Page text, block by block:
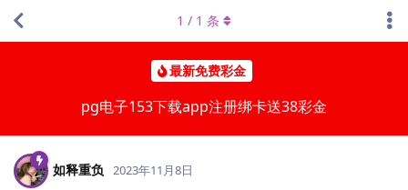
最新免费彩金
pg电子153下载app注册绑卡送38彩金
1 / 1 条
如释重负 2023年11月8日